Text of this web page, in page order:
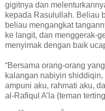
gigitnya dan
kepada Rasulullah. Beliau
beliau mengangkat
ke langit, dan menggerak-
menyimak dengan baik
“Bersama orang-orang
kalangan nabiyin shiddiqin,
ampuni aku, rahmati aku,
al-Rafiqul A’la (teman